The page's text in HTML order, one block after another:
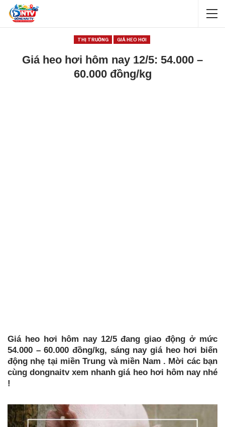
THỊ TRƯỜNG GIÁ HEO HƠI
Giá heo hơi hôm nay 12/5: 54.000 –
60.000 đồng/kg
Giá heo hơi hôm nay 12/5 đang giao động ở mức
54.000 – 60.000 đồng/kg, sáng nay giá heo hơi biến
động nhẹ tại miền Trung và miền Nam . Mời các bạn
cùng dongnaitv xem nhanh giá heo hơi hôm nay nhé
!